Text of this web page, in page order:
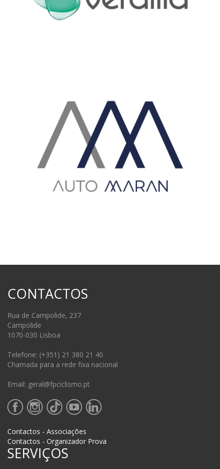
CONTACTOS
Rua de Campolide, 237
Campolide
1070-030 Lisboa
Telefone: (+351) 21 380 21 40
Chamada para a rede fixa nacional
Email: geral@fpciclismo.pt
Contactos - Associações
Contactos - Organizador Prova
SERVIÇOS